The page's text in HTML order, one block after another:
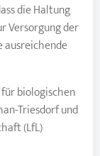
die Haltung
Versorgung der
ausreichende
biologischen
Triesdorf und
(LfL)